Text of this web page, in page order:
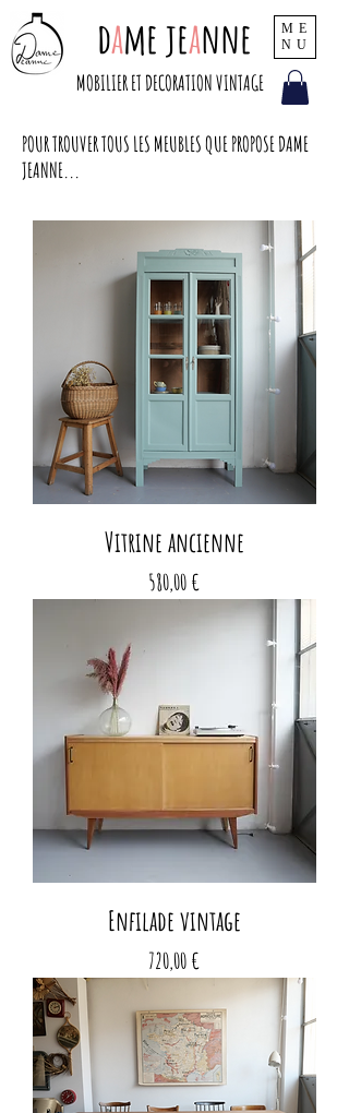
ME
NU
dame jeanne
MOBILIER ET DECORATION VINTAGE
POUR TROUVER TOUS LES MEUBLES QUE PROPOSE DAME
JEANNE...
Vitrine ancienne
Prix
580,00 €
Enfilade vintage
Prix
720,00 €